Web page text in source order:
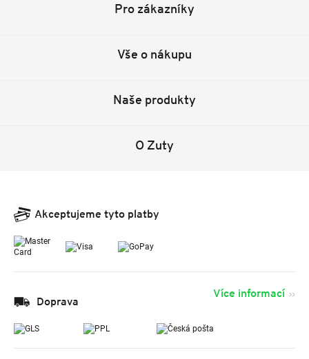
Pro zákazníky
Vše o nákupu
Naše produkty
O Zuty
Akceptujeme tyto platby
Doprava
Více informací